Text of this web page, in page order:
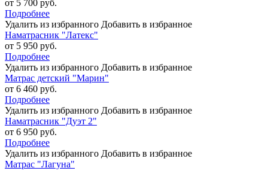
от 5 700 руб.
Подробнее
Удалить из избранного Добавить в избранное
Наматрасник "Латекс"
от 5 950 руб.
Подробнее
Удалить из избранного Добавить в избранное
Матрас детский "Марин"
от 6 460 руб.
Подробнее
Удалить из избранного Добавить в избранное
Наматрасник "Дуэт 2"
от 6 950 руб.
Подробнее
Удалить из избранного Добавить в избранное
Матрас "Лагуна"